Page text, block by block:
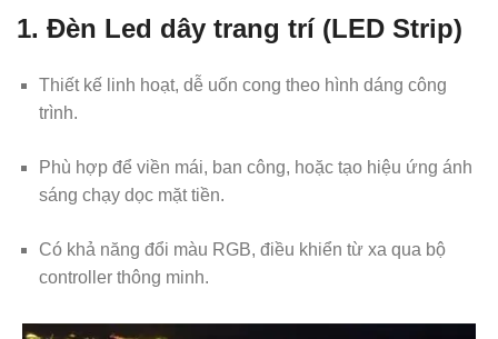
1. Đèn Led dây trang trí (LED Strip)
Thiết kế linh hoạt, dễ uốn cong theo hình dáng công
trình.
Phù hợp để viền mái, ban công, hoặc tạo hiệu ứng ánh
sáng chạy dọc mặt tiền.
Có khả năng đổi màu RGB, điều khiển từ xa qua bộ
controller thông minh.